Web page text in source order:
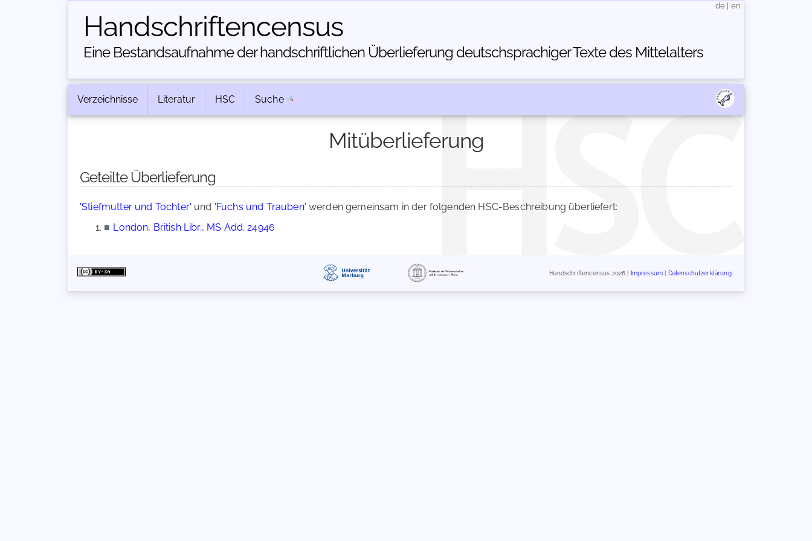
Handschriften­census
Eine Bestandsaufnahme der handschriftlichen Über­lieferung deutschsprachiger Texte des Mittelalters
de en
Verzeichnisse Literatur HSC Suche
Mitüberlieferung
Geteilte Überlieferung
'Stiefmutter und Tochter' und 'Fuchs und Trauben' werden gemeinsam in der folgenden HSC-Beschreibung überliefert:
■ London, British Libr., MS Add. 24946
Handschriftencensus 2026 | Impressum Datenschutzerklärung